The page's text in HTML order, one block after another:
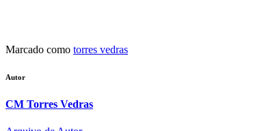
Marcado como torres vedras
Autor
CM Torres Vedras